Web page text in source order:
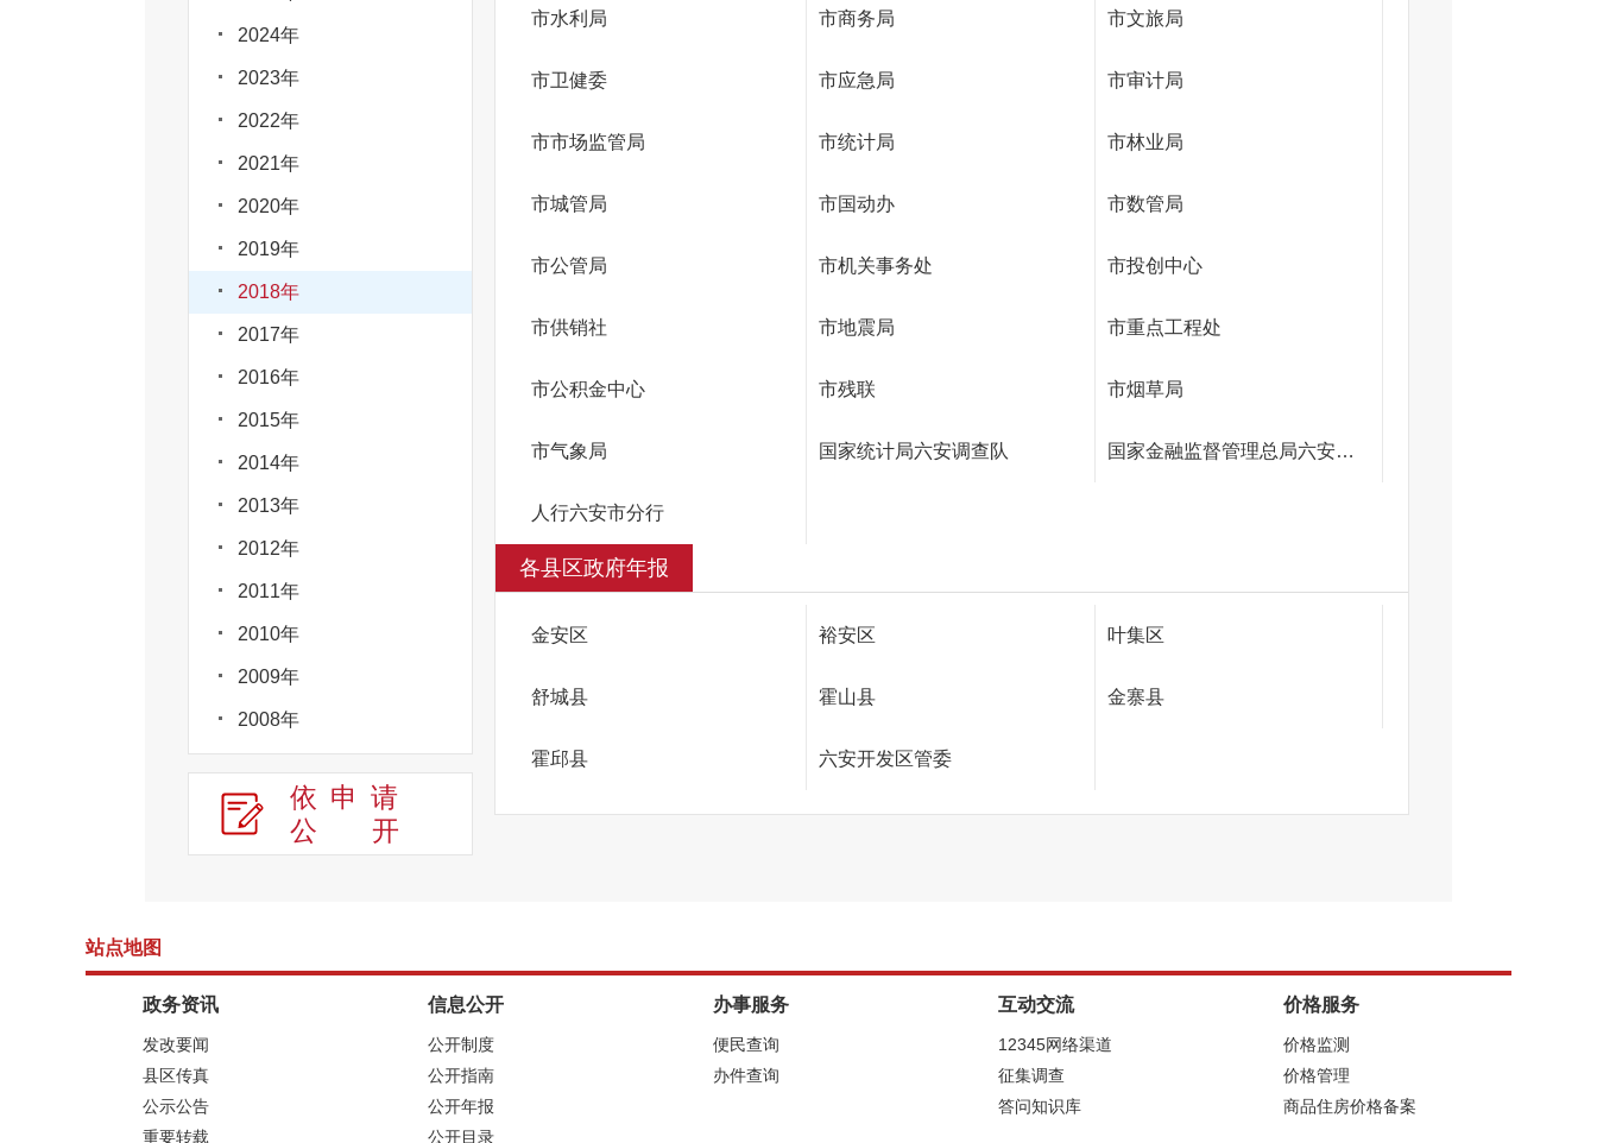
2024年
2023年
2022年
2021年
2020年
2019年
2018年
2017年
2016年
2015年
2014年
2013年
2012年
2011年
2010年
2009年
2008年
依申请
公
开
市水利局 市商务局 市文旅局
市卫健委 市应急局 市审计局
市市场监管局 市统计局 市林业局
市城管局 市国动办 市数管局
市公管局 市机关事务处 市投创中心
市供销社 市地震局 市重点工程处
市公积金中心 市残联 市烟草局
市气象局 国家统计局六安调查队 国家金融监督管理总局六安监管分局
人行六安市分行
各县区政府年报
金安区 裕安区 叶集区
舒城县 霍山县 金寨县
霍邱县 六安开发区管委
站点地图
政务资讯
发改要闻
县区传真
公示公告
重要转载
信息公开
公开制度
公开指南
公开年报
公开目录
办事服务
便民查询
办件查询
互动交流
12345网络渠道
征集调查
答问知识库
价格服务
价格监测
价格管理
商品住房价格备案